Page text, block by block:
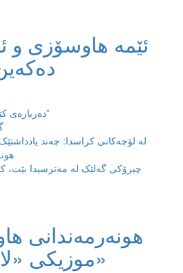
ئێمە هاوسۆزی و
دەربارەی کتێبی “پشوویەکی بێمانا”
لە لۆچەکانی کراسدا: چەند
چیرۆکی گەلێک لە مەترسیدا بێت،
هونەرمەندانی
موزیكی «لا كاراڤان پاس»